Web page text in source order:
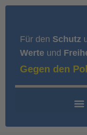
Für den Schutz
Werte und
Gegen den